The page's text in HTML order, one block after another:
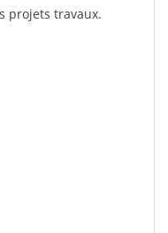
projets travaux.